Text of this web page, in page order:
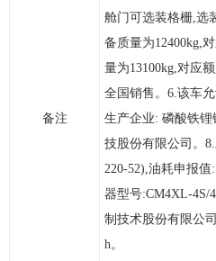
备注
舱门可选装格栅,选
备质量为12400kg,
量为13100kg,对应
全国销售。6.该车
生产企业: 磷酸铁
技股份有限公司。
220-52),油耗申报值
器型号:CM4XL-4S/
制技术股份有限公
h。